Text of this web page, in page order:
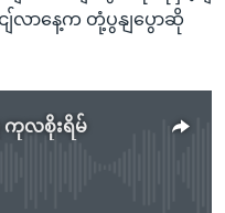
လာနေ့က တုံ့ပွနျပွောဆို
ကုလစိုးရိမ်
available